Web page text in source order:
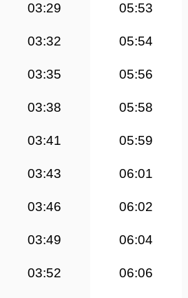
03:29 05:53
03:32 05:54
03:35 05:56
03:38 05:58
03:41 05:59
03:43 06:01
03:46 06:02
03:49 06:04
03:52 06:06